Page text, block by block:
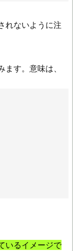
れないように注
ます。意味は、
いるイメージで